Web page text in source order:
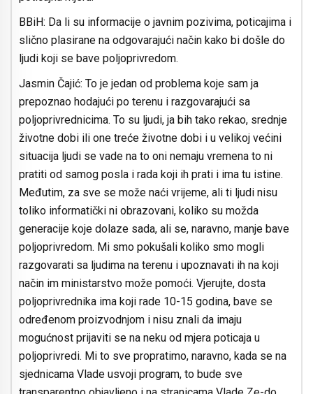
BBiH: Da li su informacije o javnim pozivima, poticajima i
slično plasirane na odgovarajući način kako bi došle do
ljudi koji se bave poljoprivredom.
Jasmin Čajić: To je jedan od problema koje sam ja
prepoznao hodajući po terenu i razgovarajući sa
poljoprivrednicima. To su ljudi, ja bih tako rekao, srednje
životne dobi ili one treće životne dobi i u velikoj većini
situacija ljudi se vade na to oni nemaju vremena to ni
pratiti od samog posla i rada koji ih prati i ima tu istine.
Međutim, za sve se može naći vrijeme, ali ti ljudi nisu
toliko informatički ni obrazovani, koliko su možda
generacije koje dolaze sada, ali se, naravno, manje bave
poljoprivredom. Mi smo pokušali koliko smo mogli
razgovarati sa ljudima na terenu i upoznavati ih na koji
način im ministarstvo može pomoći. Vjerujte, dosta
poljoprivrednika ima koji rade 10-15 godina, bave se
određenom proizvodnjom i nisu znali da imaju
mogućnost prijaviti se na neku od mjera poticaja u
poljoprivredi. Mi to sve propratimo, naravno, kada se na
sjednicama Vlade usvoji program, to bude sve